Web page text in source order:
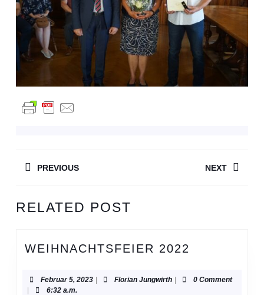
PREVIOUS
post:
NEXT
RELATED POST
WEIHNACHTSFEIER 2022
Februar 5, 2023Februar
| Florian JungwirthFlorian
|
0 Comment
|
6:32 a.m.